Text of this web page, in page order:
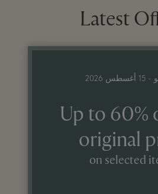
Latest
Up to 60%
original
on selected